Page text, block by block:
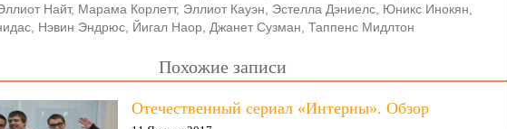
Найт, Марама Корлетт, Эллиот Кауэн, Эстелла Дэниелс, Юникс Инокян,
Нэвин Эндрюс, Йигал Наор, Джанет Сузман, Таппенс Мидлтон
Похожие записи
Отечественный сериал «Интерны». Обзор